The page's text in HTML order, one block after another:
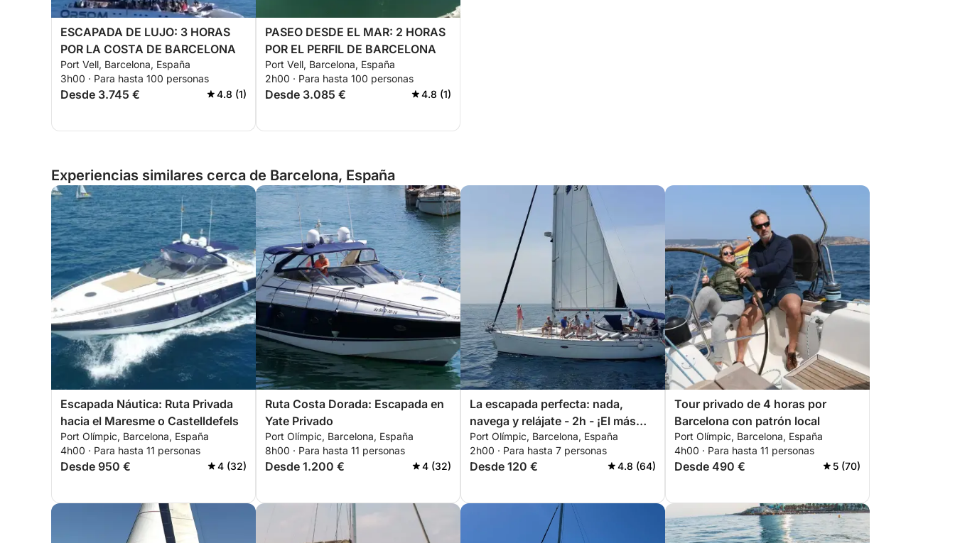
ESCAPADA DE LUJO: 3 HORAS
POR LA COSTA DE BARCELONA
Port Vell, Barcelona, España
3h00 · Para hasta 100 personas
Desde 3.745 € 4.8 (1)
PASEO DESDE EL MAR: 2 HORAS
POR EL PERFIL DE BARCELONA
Port Vell, Barcelona, España
2h00 · Para hasta 100 personas
Desde 3.085 € 4.8 (1)
Experiencias similares cerca de Barcelona, España
Escapada Náutica: Ruta Privada
hacia el Maresme o Castelldefels
Port Olímpic, Barcelona, España
4h00 · Para hasta 11 personas
Desde 950 € 4 (32)
Ruta Costa Dorada: Escapada en
Yate Privado
Port Olímpic, Barcelona, España
8h00 · Para hasta 11 personas
Desde 1.200 € 4 (32)
La escapada perfecta: nada,
navega y relájate - 2h - ¡El más
vendido!
Port Olímpic, Barcelona, España
2h00 · Para hasta 7 personas
Desde 120 € 4.8 (64)
Tour privado de 4 horas por
Barcelona con patrón local
Port Olímpic, Barcelona, España
4h00 · Para hasta 11 personas
Desde 490 € 5 (70)